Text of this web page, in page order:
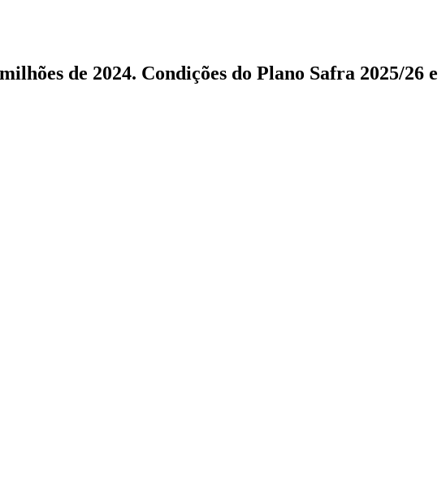
de 2024. Condições do Plano Safra 2025/26 e